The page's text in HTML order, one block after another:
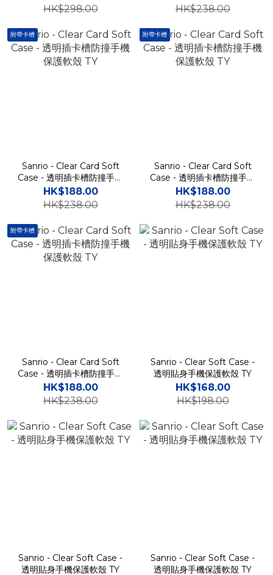
HK$298.00
HK$238.00
附帶卡槽
Sanrio - Clear Card Soft
Case - 透明插卡槽防撞手機
保護軟殼 TY
HK$188.00
HK$238.00
附帶卡槽
Sanrio - Clear Card Soft
Case - 透明插卡槽防撞手機
保護軟殼 TY
HK$188.00
HK$238.00
附帶卡槽
Sanrio - Clear Card Soft
Case - 透明插卡槽防撞手機
保護軟殼 TY
HK$188.00
HK$238.00
Sanrio - Clear Soft Case -
透明貼身手機保護軟殼 TY
HK$168.00
HK$198.00
Sanrio - Clear Soft Case -
透明貼身手機保護軟殼 TY
Sanrio - Clear Soft Case -
透明貼身手機保護軟殼 TY